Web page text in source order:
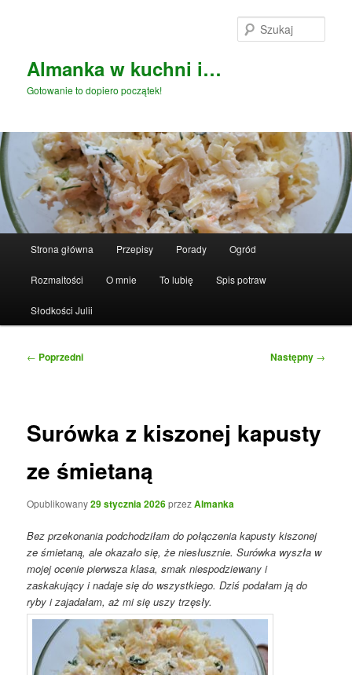
Almanka w kuchni i…
Gotowanie to dopiero początek!
Strona główna Przepisy Porady Ogród
Rozmaitości O mnie To lubię Spis potraw
Słodkości Julii
Nawigacja
← Poprzedni Następny →
Surówka z kiszonej kapusty
ze śmietaną
Opublikowany29 stycznia 2026przezAlmanka
Bez przekonania podchodziłam do połączenia kapusty kiszonej
ze śmietaną, ale okazało się, że niesłusznie. Surówka wyszła w
mojej ocenie pierwsza klasa, smak niespodziewany i
zaskakujący i nadaje się do wszystkiego. Dziś podałam ją do
ryby i zajadałam, aż mi się uszy trzęsły.